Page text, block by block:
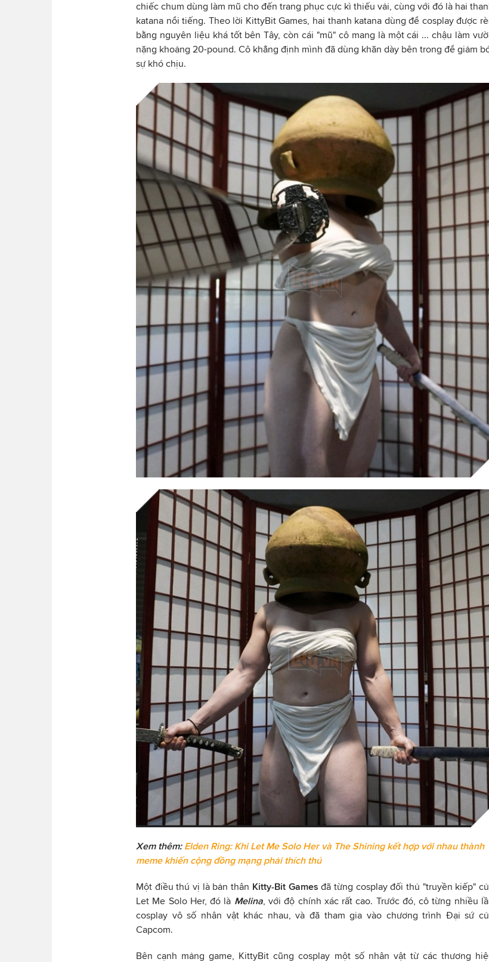
chiếc chum dùng làm mũ cho đến trang phục cực kì thiếu vải, cùng với đó là hai
katana nổi tiếng. Theo lời KittyBit Games, hai thanh katana dùng để cosplay được
bằng nguyên liệu khá tốt bên Tây, còn cái "mũ" cô mang là một cái ... chậu làm
nặng khoảng 20-pound. Cô khẳng định mình đã dùng khăn dày bên trong để giảm
sự khó chịu.
Xem thêm: Elden Ring: Khi Let Me Solo Her và The Shining kết hợp với nhau thành
meme khiến cộng đồng mạng phải thích thú
Một điều thú vị là bản thân Kitty-Bit Games đã từng cosplay đối thủ "truyền kiếp"
Let Me Solo Her, đó là Melina, với độ chính xác rất cao. Trước đó, cô từng nhiều
cosplay vô số nhân vật khác nhau, và đã tham gia vào chương trình Đại sứ
Capcom.
Bên cạnh mảng game, KittyBit cũng cosplay một số nhân vật từ các thương